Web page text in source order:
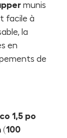
munis
facile à
la
en
de
1,5 po
(100